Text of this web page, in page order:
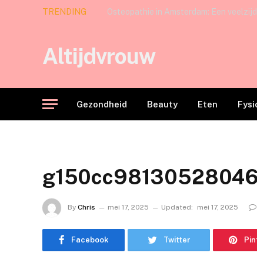
TRENDING
Altijdvrouw
Gezondheid Beauty Eten
By Chris mei 17, 2025 Updated: mei 17, 2025
Facebook Twitter